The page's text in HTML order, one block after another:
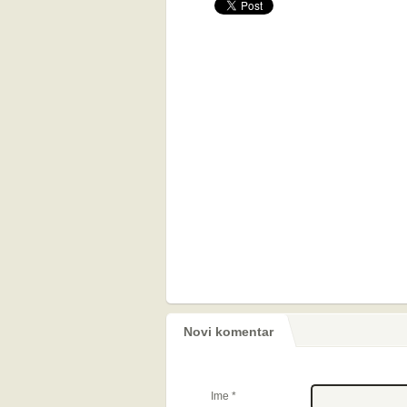
Novi komentar
Ime *